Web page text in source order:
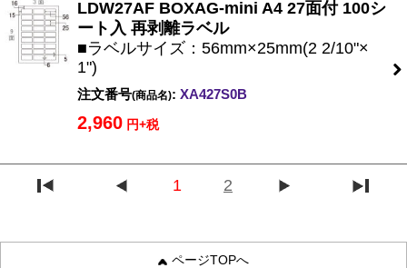
LDW27AF BOXAG-mini A4 27面付 100シ
ート入 再剥離ラベル
■ラベルサイズ：56mm×25mm(2 2/10"×
1")
注文番号(商品名): XA427S0B
2,960 円+税
1 2
ページTOPへ